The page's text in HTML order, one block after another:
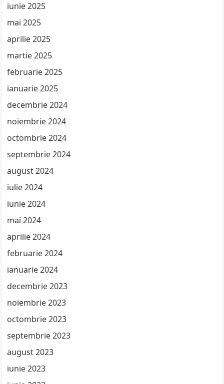
iunie 2025
mai 2025
aprilie 2025
martie 2025
februarie 2025
ianuarie 2025
decembrie 2024
noiembrie 2024
octombrie 2024
septembrie 2024
august 2024
iulie 2024
iunie 2024
mai 2024
aprilie 2024
februarie 2024
ianuarie 2024
decembrie 2023
noiembrie 2023
octombrie 2023
septembrie 2023
august 2023
iunie 2023